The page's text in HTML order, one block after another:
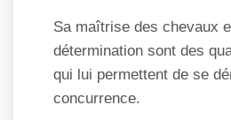
Sa maîtrise des chevaux
détermination sont des
qui lui permettent de se
concurrence.